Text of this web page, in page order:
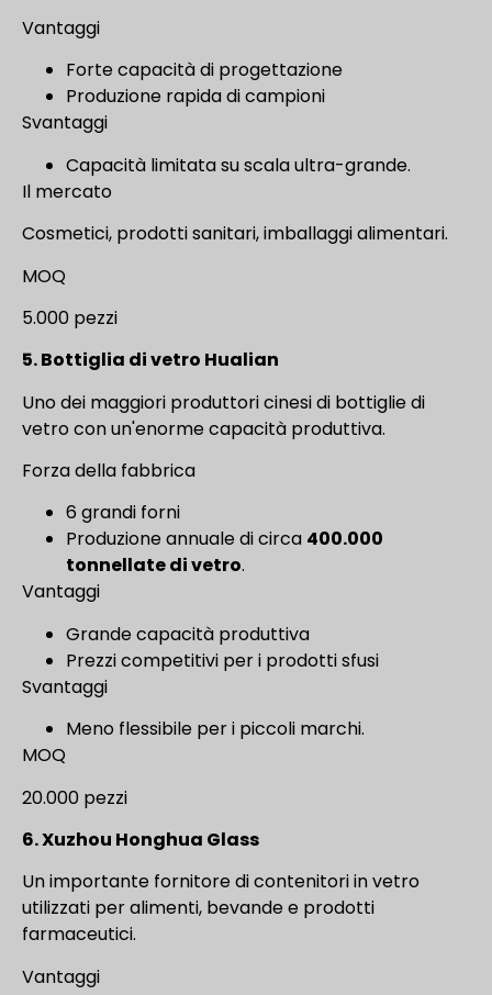
Vantaggi
Forte capacità di progettazione
Produzione rapida di campioni
Svantaggi
Capacità limitata su scala ultra-grande.
Il mercato
Cosmetici, prodotti sanitari, imballaggi alimentari.
MOQ
5.000 pezzi
5. Bottiglia di vetro Hualian
Uno dei maggiori produttori cinesi di bottiglie di
vetro con un'enorme capacità produttiva.
Forza della fabbrica
6 grandi forni
Produzione annuale di circa 400.000
tonnellate di vetro.
Vantaggi
Grande capacità produttiva
Prezzi competitivi per i prodotti sfusi
Svantaggi
Meno flessibile per i piccoli marchi.
MOQ
20.000 pezzi
6. Xuzhou Honghua Glass
Un importante fornitore di contenitori in vetro
utilizzati per alimenti, bevande e prodotti
farmaceutici.
Vantaggi